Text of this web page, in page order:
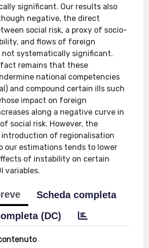
significant. Our results also
negative, the direct
social risk, a proxy of socio-
and flows of foreign
systematically significant.
remains that these
national competencies
and compound certain ills such
impact on foreign
along a negative curve in
social risk. However, the
introduction of regionalisation
our estimations tends to lower
of instability on certain
variables.
Scheda completa
(DC)